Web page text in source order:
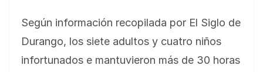
Según información recopilada por El Siglo de
Durango, los siete adultos y cuatro niños
infortunados e mantuvieron más de 30 horas